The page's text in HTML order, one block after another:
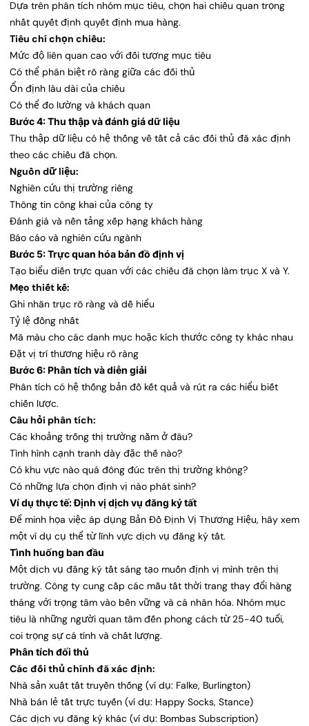
Dựa trên phân tích nhóm mục tiêu, chọn hai chiều quan trọng
nhất quyết định quyết định mua hàng.
Tiêu chí chọn chiều:
Mức độ liên quan cao với đối tượng mục tiêu
Có thể phân biệt rõ ràng giữa các đối thủ
Ổn định lâu dài của chiều
Có thể đo lường và khách quan
Bước 4: Thu thập và đánh giá dữ liệu
Thu thập dữ liệu có hệ thống về tất cả các đối thủ đã xác định
theo các chiều đã chọn.
Nguồn dữ liệu:
Nghiên cứu thị trường riêng
Thông tin công khai của công ty
Đánh giá và nền tảng xếp hạng khách hàng
Báo cáo và nghiên cứu ngành
Bước 5: Trực quan hóa bản đồ định vị
Tạo biểu diễn trực quan với các chiều đã chọn làm trục X và Y.
Mẹo thiết kế:
Ghi nhãn trục rõ ràng và dễ hiểu
Tỷ lệ đồng nhất
Mã màu cho các danh mục hoặc kích thước công ty khác nhau
Đặt vị trí thương hiệu rõ ràng
Bước 6: Phân tích và diễn giải
Phân tích có hệ thống bản đồ kết quả và rút ra các hiểu biết
chiến lược.
Câu hỏi phân tích:
Các khoảng trống thị trường nằm ở đâu?
Tình hình cạnh tranh dày đặc thế nào?
Có khu vực nào quá đông đúc trên thị trường không?
Có những lựa chọn định vị nào phát sinh?
Ví dụ thực tế: Định vị dịch vụ đăng ký tất
Để minh họa việc áp dụng Bản Đồ Định Vị Thương Hiệu, hãy xem
một ví dụ cụ thể từ lĩnh vực dịch vụ đăng ký tất.
Tình huống ban đầu
Một dịch vụ đăng ký tất sáng tạo muốn định vị mình trên thị
trường. Công ty cung cấp các mẫu tất thời trang thay đổi hàng
tháng với trọng tâm vào bền vững và cá nhân hóa. Nhóm mục
tiêu là những người quan tâm đến phong cách từ 25-40 tuổi,
coi trọng sự cá tính và chất lượng.
Phân tích đối thủ
Các đối thủ chính đã xác định:
Nhà sản xuất tất truyền thống (ví dụ: Falke, Burlington)
Nhà bán lẻ tất trực tuyến (ví dụ: Happy Socks, Stance)
Các dịch vụ đăng ký khác (ví dụ: Bombas Subscription)